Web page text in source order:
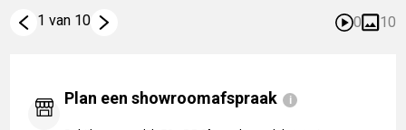
1 van 10 0 10
Plan een showroomafspraak